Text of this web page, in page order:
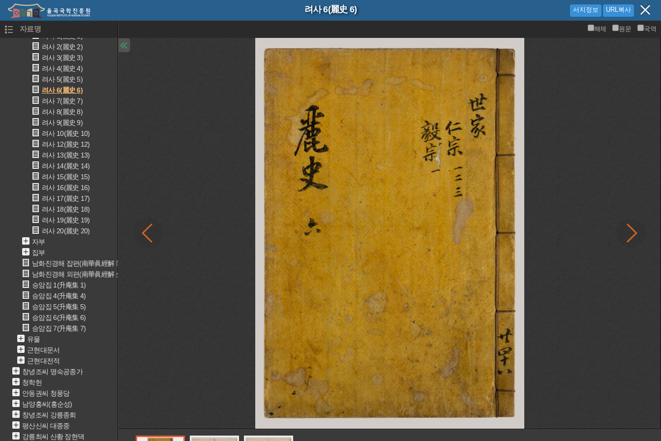
려사 6(麗史 6) 서지정보 URL복사
자료명
강목속 29(綱目續 29)
려사 2(麗史 2)
려사 3(麗史 3)
려사 4(麗史 4)
려사 5(麗史 5)
려사 6(麗史 6)
려사 7(麗史 7)
려사 8(麗史 8)
려사 9(麗史 9)
려사 10(麗史 10)
려사 12(麗史 12)
려사 13(麗史 13)
려사 14(麗史 14)
려사 15(麗史 15)
려사 16(麗史 16)
려사 17(麗史 17)
려사 18(麗史 18)
려사 19(麗史 19)
려사 20(麗史 20)
자부
집부
남화진경해 잡편(南華眞經解 雜篇)
남화진경해 외편(南華眞經解 外篇)
승암집 1(升庵集 1)
승암집 4(升庵集 4)
승암집 5(升庵集 5)
승암집 6(升庵集 6)
승암집 7(升庵集 7)
유물
근현대문서
근현대전적
창녕조씨 명숙공종가
청학헌
안동권씨 청풍당
남양홍씨(홍순성)
창녕조씨 강릉종회
평산신씨 대종중
강릉최씨 산황 장현댁
해제 원문 국역